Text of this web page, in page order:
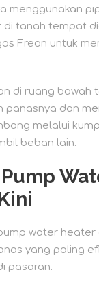
menggunakan
di tanah tempat
Freon untuk
di ruang bawah
panasnya dan
melalui
beban lain.
water heater
yang paling
pasaran.